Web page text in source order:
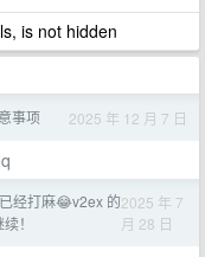
is not hidden
事项 2025 年 12 月 7 日
经打麻😂v2ex 的
！
2025 年 7
月 28 日